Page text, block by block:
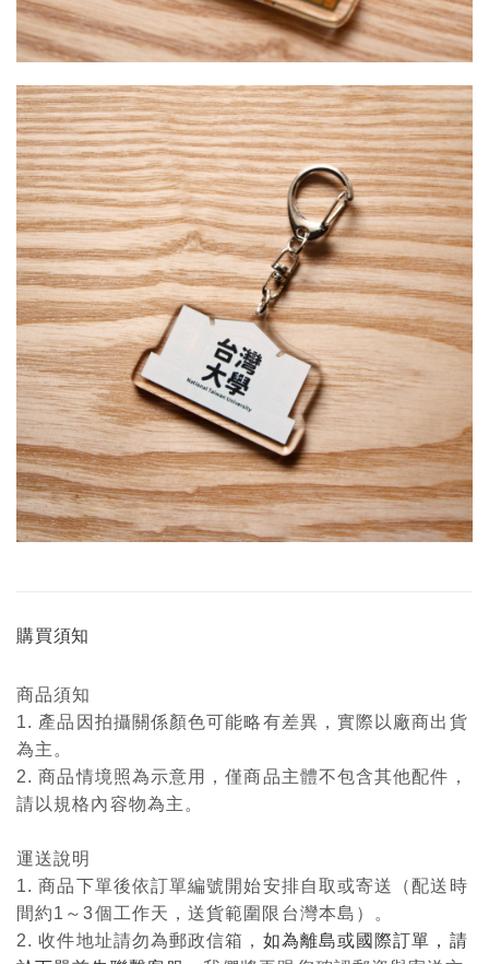
購買須知
商品須知
1. 產品因拍攝關係顏色可能略有差異，實際以廠商出貨
為主。
2. 商品情境照為示意用，僅商品主體不包含其他配件，
請以規格內容物為主。
運送說明
1. 商品下單後依訂單編號開始安排自取或寄送（配送時
間約1～3個工作天，送貨範圍限台灣本島）。
2. 收件地址請勿為郵政信箱， 如為離島或國際訂單，請